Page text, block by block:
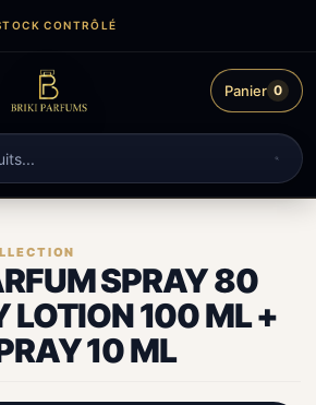
CONTRÔLÉ
Panier 0
SPRAY 80
LOTION 100 ML +
10 ML